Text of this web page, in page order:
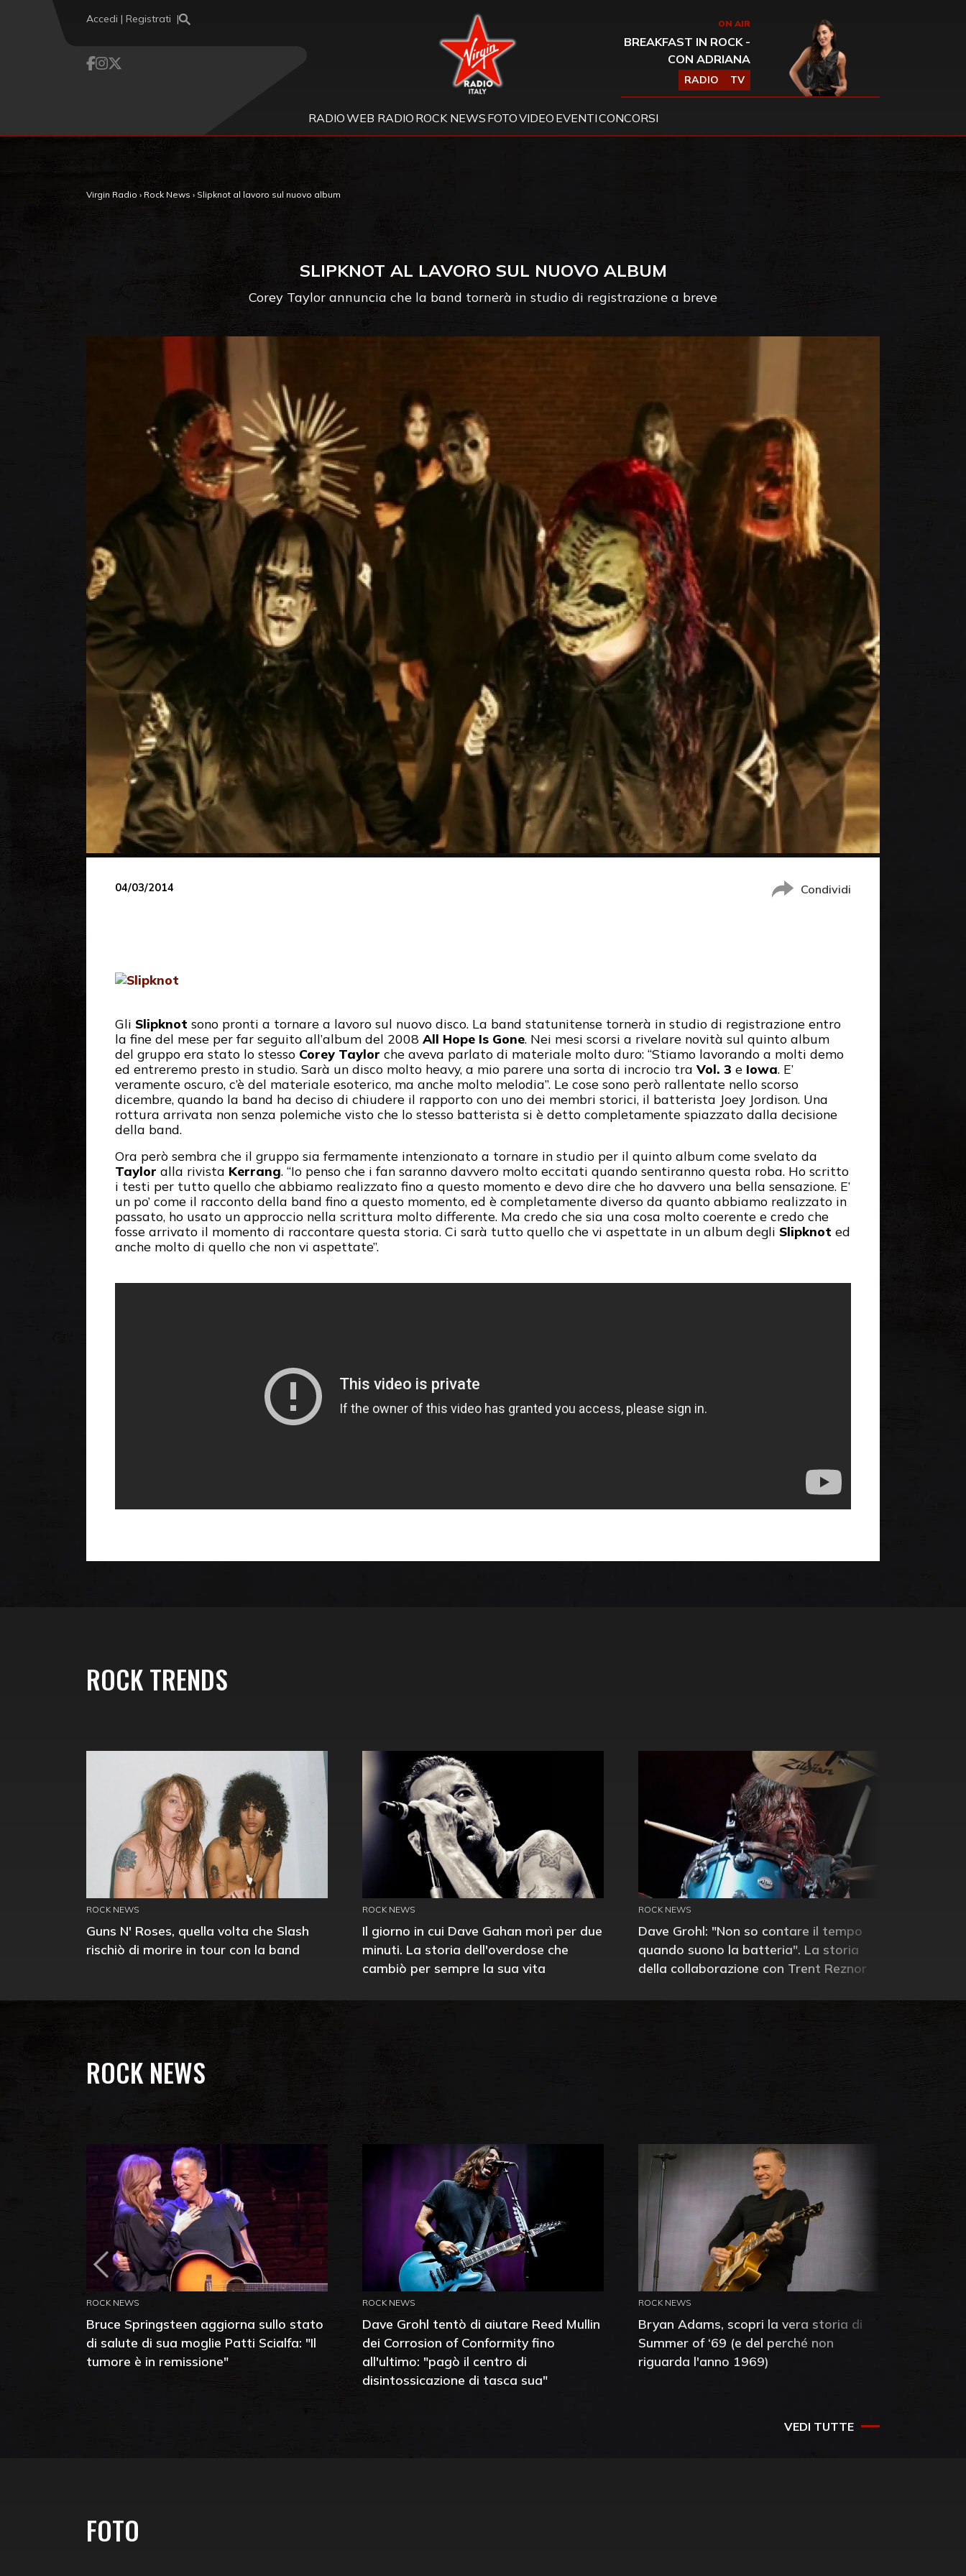
Accedi | Registrati Virgin Radio ON AIR
BREAKFAST IN ROCK -
CON ADRIANA
RADIO TV
RADIOWEB RADIO ROCK NEWS FOTOVIDEO EVENTICONCORSI
Virgin Radio › Rock News › Slipknot al lavoro sul nuovo album
SLIPKNOT AL LAVORO SUL NUOVO ALBUM
Corey Taylor annuncia che la band tornerà in studio di registrazione a breve
04/03/2014 Condividi
Gli Slipknot sono pronti a tornare a lavoro sul nuovo disco. La band statunitense tornerà in studio di registrazione entro
la fine del mese per far seguito all’album del 2008 All Hope Is Gone. Nei mesi scorsi a rivelare novità sul quinto album
del gruppo era stato lo stesso Corey Taylor che aveva parlato di materiale molto duro: “Stiamo lavorando a molti demo
ed entreremo presto in studio. Sarà un disco molto heavy, a mio parere una sorta di incrocio tra Vol. 3 e Iowa. E’
veramente oscuro, c’è del materiale esoterico, ma anche molto melodia”. Le cose sono però rallentate nello scorso
dicembre, quando la band ha deciso di chiudere il rapporto con uno dei membri storici, il batterista Joey Jordison. Una
rottura arrivata non senza polemiche visto che lo stesso batterista si è detto completamente spiazzato dalla decisione
della band.
Ora però sembra che il gruppo sia fermamente intenzionato a tornare in studio per il quinto album come svelato da
Taylor alla rivista Kerrang. “Io penso che i fan saranno davvero molto eccitati quando sentiranno questa roba. Ho scritto
i testi per tutto quello che abbiamo realizzato fino a questo momento e devo dire che ho davvero una bella sensazione. E’
un po’ come il racconto della band fino a questo momento, ed è completamente diverso da quanto abbiamo realizzato in
passato, ho usato un approccio nella scrittura molto differente. Ma credo che sia una cosa molto coerente e credo che
fosse arrivato il momento di raccontare questa storia. Ci sarà tutto quello che vi aspettate in un album degli Slipknot ed
anche molto di quello che non vi aspettate”.
ROCK TRENDS
ROCK NEWS
Guns N' Roses, quella volta che Slash
rischiò di morire in tour con la band
ROCK NEWS
Il giorno in cui Dave Gahan morì per due
minuti. La storia dell'overdose che
cambiò per sempre la sua vita
ROCK NEWS
Dave Grohl: "Non so contare il tempo
quando suono la batteria". La storia
della collaborazione con Trent Reznor
ROCK NEWS
ROCK NEWS
Bruce Springsteen aggiorna sullo stato
di salute di sua moglie Patti Scialfa: "Il
tumore è in remissione"
ROCK NEWS
Dave Grohl tentò di aiutare Reed Mullin
dei Corrosion of Conformity fino
all'ultimo: "pagò il centro di
disintossicazione di tasca sua"
ROCK NEWS
Bryan Adams, scopri la vera storia di
Summer of ‘69 (e del perché non
riguarda l'anno 1969)
VEDI TUTTE
FOTO